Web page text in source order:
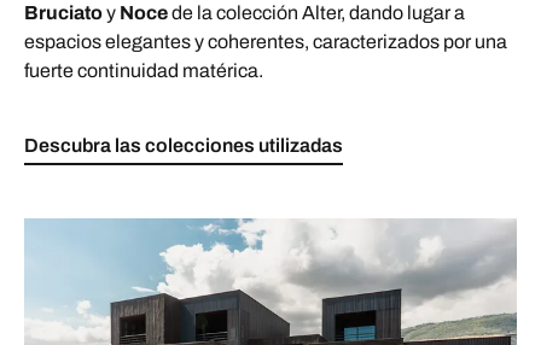
Bruciatoy Nocede la colección Alter, dando lugar a
espacios elegantes y coherentes, caracterizados por una
fuerte continuidad matérica.
Descubra las colecciones utilizadas